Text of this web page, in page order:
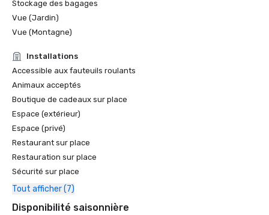
Forbes — février 2020
Récompense 4 étoiles pour le complexe
Forbes — 2019
Prix des lecteurs de Condé Nast Traveler 2019
« Les meilleurs complexes hôteliers du nord de la
Californie » - #9
Stockage des bagages
Vue (Jardin)
Vue (Montagne)
Installations
Accessible aux fauteuils roulants
Animaux acceptés
Boutique de cadeaux sur place
Espace (extérieur)
Espace (privé)
Restaurant sur place
Restauration sur place
Sécurité sur place
Tout afficher (7)
Disponibilité saisonnière